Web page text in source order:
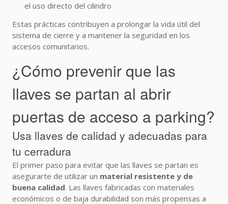
el uso directo del cilindro
Estas prácticas contribuyen a prolongar la vida útil del
sistema de cierre y a mantener la seguridad en los
accesos comunitarios.
¿Cómo prevenir que las
llaves se partan al abrir
puertas de acceso a parking?
Usa llaves de calidad y adecuadas para
tu cerradura
El primer paso para evitar que las llaves se partan es
asegurarte de utilizar un material resistente y de
buena calidad. Las llaves fabricadas con materiales
económicos o de baja durabilidad son más propensas a